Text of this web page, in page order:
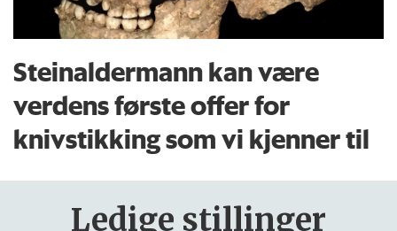
Steinaldermann kan være
verdens første offer for
knivstikking som vi kjenner til
Ledige stillinger